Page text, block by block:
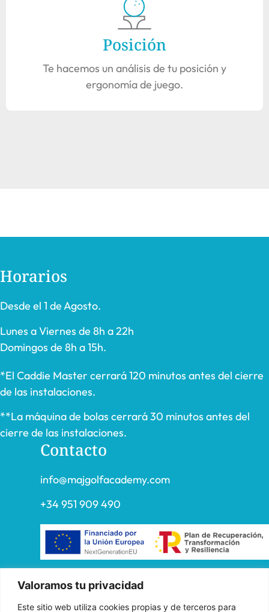
Valoramos tu privacidad
Este sitio web utiliza cookies propias y de terceros para
Posición
Te hacemos un análisis de tu posición y
ergonomía de juego.
Horarios
Desde el 1 de Agosto.
Lunes a Viernes de 8h a 22h
Domingos de 8h a 15h.
*El Caddie Master cerrará 120 minutos antes del cierre
de las instalaciones.
**La máquina de bolas cerrará 30 minutos antes del
cierre de las instalaciones.
Contacto
info@majgolfacademy.com
+34 951 909 490
«FADE AND DRAW TARGET S.L. ha recibido una ayuda de la
Unión Europea con cargo al Programa Operativo FEDER de
Andalucía 2014-2020, financiada como parte de la respuesta de